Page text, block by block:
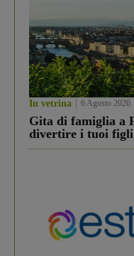
In vetrina 6 Agosto 2026
Gita di famiglia a
divertire i tuoi figli